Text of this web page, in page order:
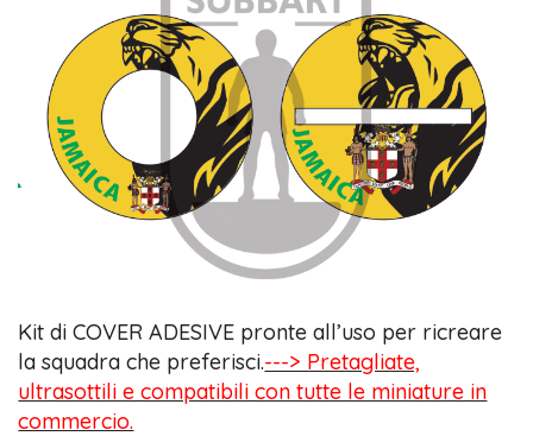
Kit di COVER ADESIVE pronte all’uso per ricreare
la squadra che preferisci.---> Pretagliate,
ultrasottili e compatibili con tutte le miniature in
commercio.